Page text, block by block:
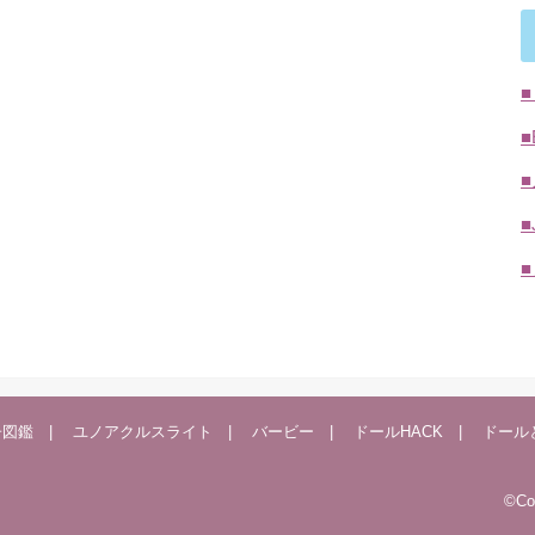
■
■
■
鑑 ユノアクルスライト バービー ドールHACK ドー